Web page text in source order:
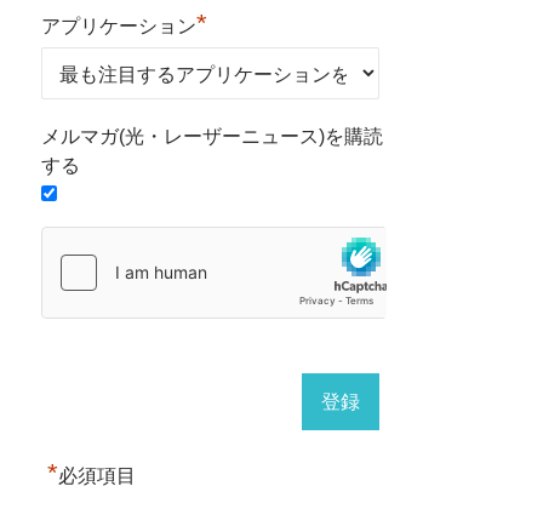
アプリケーション*
メルマガ(光・レーザーニュース)を購読
する
*必須項目